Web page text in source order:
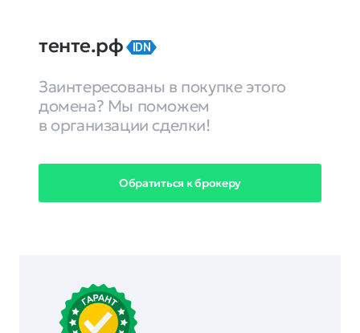
тенте.рф IDN
Заинтересованы в покупке этого
домена? Мы поможем
в организации сделки!
Обратиться к брокеру